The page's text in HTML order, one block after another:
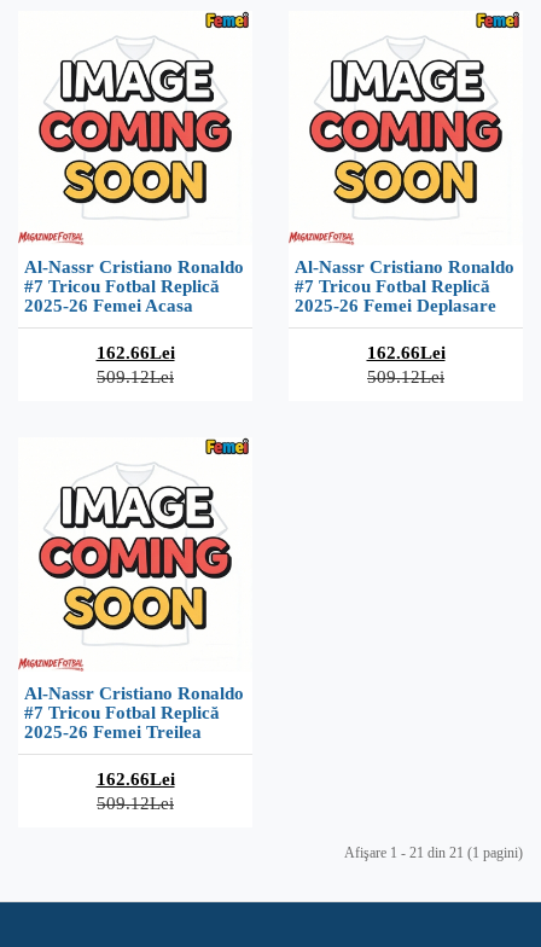
Al-Nassr Cristiano Ronaldo
#7 Tricou Fotbal Replică
2025-26 Femei Acasa
162.66Lei
509.12Lei
Al-Nassr Cristiano Ronaldo
#7 Tricou Fotbal Replică
2025-26 Femei Deplasare
162.66Lei
509.12Lei
Al-Nassr Cristiano Ronaldo
#7 Tricou Fotbal Replică
2025-26 Femei Treilea
162.66Lei
509.12Lei
Afişare 1 - 21 din 21 (1 pagini)